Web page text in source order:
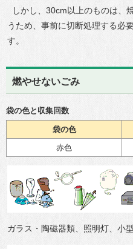
しかし、30cm以上のものは、
うため、事前に切断処理する必
す。
燃やせないごみ
袋の色と収集回数
袋の色
赤色
ガラス・陶磁器類、照明灯、小